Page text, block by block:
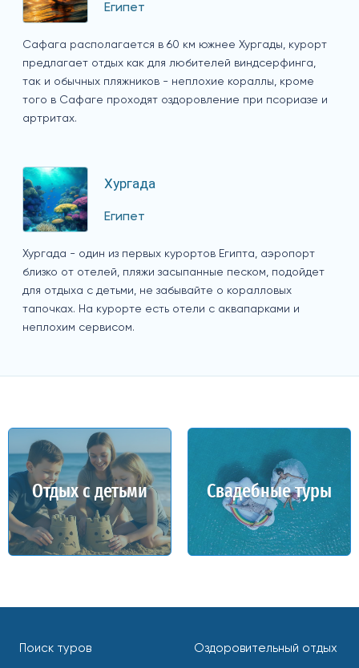
Египет
Сафага располагается в 60 км южнее Хургады, курорт
предлагает отдых как для любителей виндсерфинга,
так и обычных пляжников - неплохие кораллы, кроме
того в Сафаге проходят оздоровление при псориазе и
артритах.
Хургада
Египет
Хургада - один из первых курортов Египта, аэропорт
близко от отелей, пляжи засыпанные песком, подойдет
для отдыха с детьми, не забывайте о коралловых
тапочках. На курорте есть отели с аквапарками и
неплохим сервисом.
Отдых с детьми Свадебные туры
Поиск туров Оздоровительный отдых